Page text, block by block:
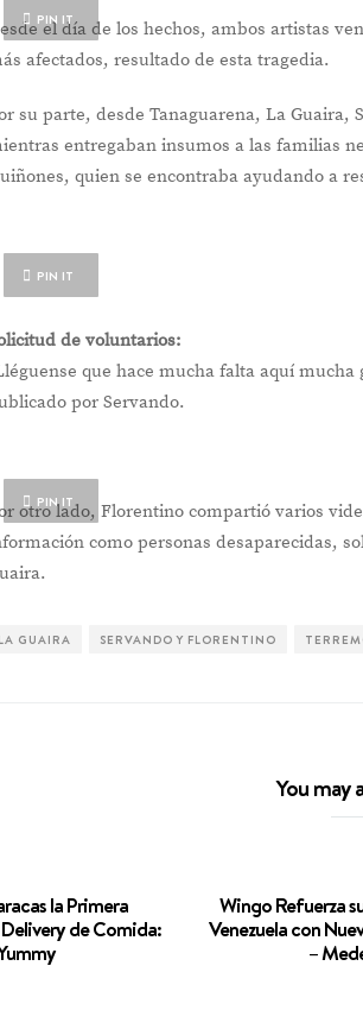
PIN IT
el día de los hechos, ambos artistas
afectados, resultado de esta tragedia.
su parte, desde Tanaguarena, La
entregaban insumos a las familias
quien se encontraba ayudando a
PIN IT
de voluntarios:
que hace mucha falta aquí
por Servando.
PIN IT
otro lado, Florentino compartió varios
como personas desaparecidas,
LA GUAIRA SERVANDO Y FLORENTINO
You may
la Primera
de Comida:
Wingo Refuerza
Venezuela con
–